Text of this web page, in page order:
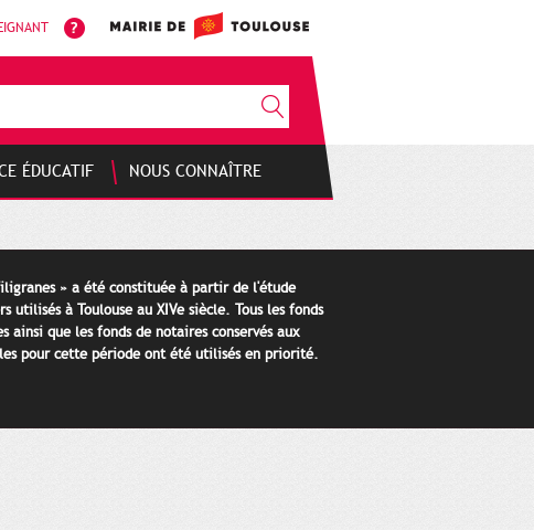
ÉDUCATIF NOUS CONNAÎTRE
» a été constituée à partir de l'étude
utilisés à Toulouse au XIVe siècle. Tous les fonds
ainsi que les fonds de notaires conservés aux
pour cette période ont été utilisés en priorité.